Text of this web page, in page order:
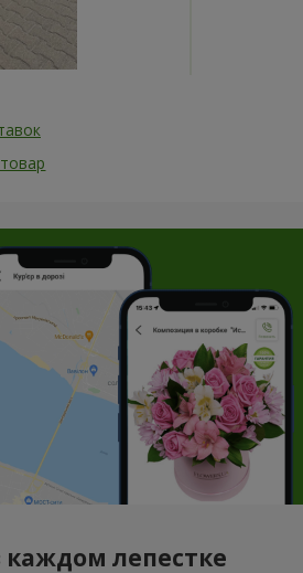
каждом лепестке